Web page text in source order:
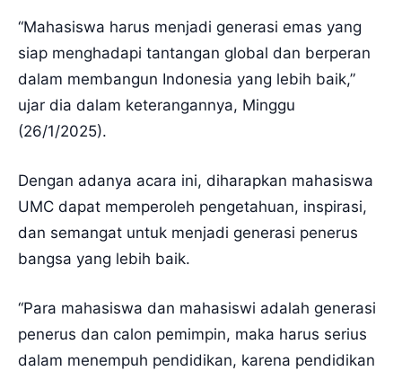
“Mahasiswa harus menjadi generasi emas yang
siap menghadapi tantangan global dan berperan
dalam membangun Indonesia yang lebih baik,”
ujar dia dalam keterangannya, Minggu
(26/1/2025).
Dengan adanya acara ini, diharapkan mahasiswa
UMC dapat memperoleh pengetahuan, inspirasi,
dan semangat untuk menjadi generasi penerus
bangsa yang lebih baik.
“Para mahasiswa dan mahasiswi adalah generasi
penerus dan calon pemimpin, maka harus serius
dalam menempuh pendidikan, karena pendidikan